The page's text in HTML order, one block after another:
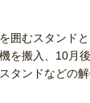
囲むスタンド
を搬入、10月
タンドなどの